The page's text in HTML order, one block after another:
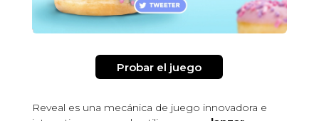
Probar el juego
Reveal es una mecánica de juego innovadora e